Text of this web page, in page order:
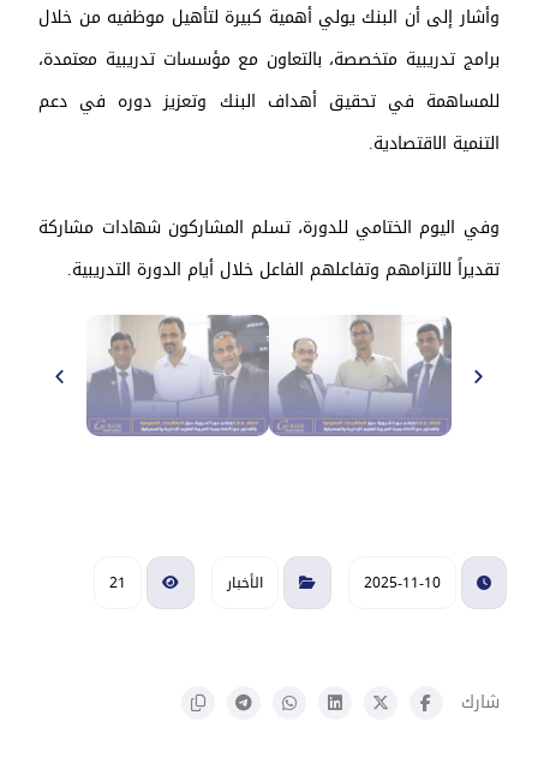
وأشار إلى أن البنك يولي أهمية كبيرة لتأهيل موظفيه من خلال
برامج تدريبية متخصصة، بالتعاون مع مؤسسات تدريبية معتمدة،
للمساهمة في تحقيق أهداف البنك وتعزيز دوره في دعم
التنمية الاقتصادية.
وفي اليوم الختامي للدورة، تسلم المشاركون شهادات مشاركة
تقديراً لالتزامهم وتفاعلهم الفاعل خلال أيام الدورة التدريبية.
2025-11-10 الأخبار 21